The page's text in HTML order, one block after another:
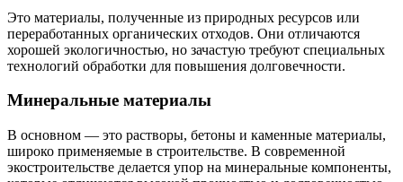
Это материалы, полученные из природных ресурсов или
переработанных органических отходов. Они отличаются
хорошей экологичностью, но зачастую требуют специальных
технологий обработки для повышения долговечности.
Минеральные материалы
В основном — это растворы, бетоны и каменные материалы,
широко применяемые в строительстве. В современной
экостроительстве делается упор на минеральные компоненты,